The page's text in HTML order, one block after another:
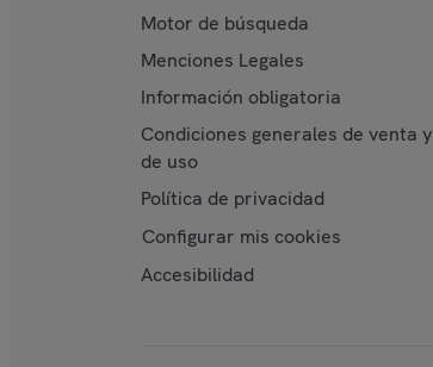
Motor de búsqueda
Menciones Legales
Información obligatoria
Condiciones generales de venta y
de uso
Política de privacidad
Configurar mis cookies
Accesibilidad